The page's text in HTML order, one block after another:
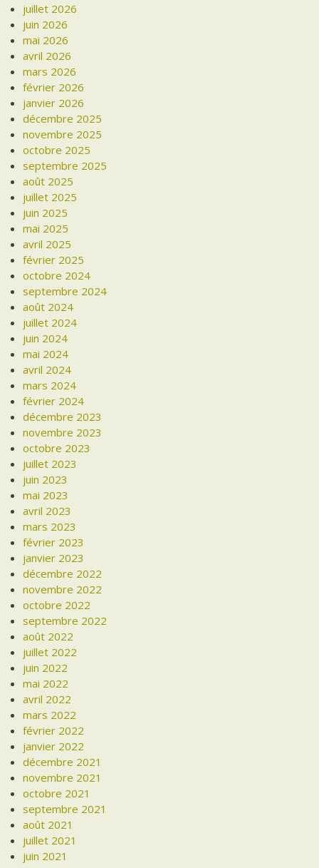
juillet 2026
juin 2026
mai 2026
avril 2026
mars 2026
février 2026
janvier 2026
décembre 2025
novembre 2025
octobre 2025
septembre 2025
août 2025
juillet 2025
juin 2025
mai 2025
avril 2025
février 2025
octobre 2024
septembre 2024
août 2024
juillet 2024
juin 2024
mai 2024
avril 2024
mars 2024
février 2024
décembre 2023
novembre 2023
octobre 2023
juillet 2023
juin 2023
mai 2023
avril 2023
mars 2023
février 2023
janvier 2023
décembre 2022
novembre 2022
octobre 2022
septembre 2022
août 2022
juillet 2022
juin 2022
mai 2022
avril 2022
mars 2022
février 2022
janvier 2022
décembre 2021
novembre 2021
octobre 2021
septembre 2021
août 2021
juillet 2021
juin 2021